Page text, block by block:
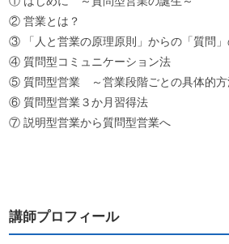
② 営業とは？
③ 「人と営業の原理原則」からの「質問」
④ 質問型コミュニケーション法
⑤ 質問型営業 ～営業段階ごとの具体的方
⑥ 質問型営業３か月習得法
⑦ 説明型営業から質問型営業へ
講師プロフィール